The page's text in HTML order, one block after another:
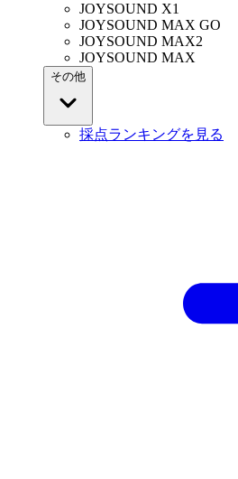
JOYSOUND X1
JOYSOUND MAX GO
JOYSOUND MAX2
JOYSOUND MAX
その他
採点ランキングを見る